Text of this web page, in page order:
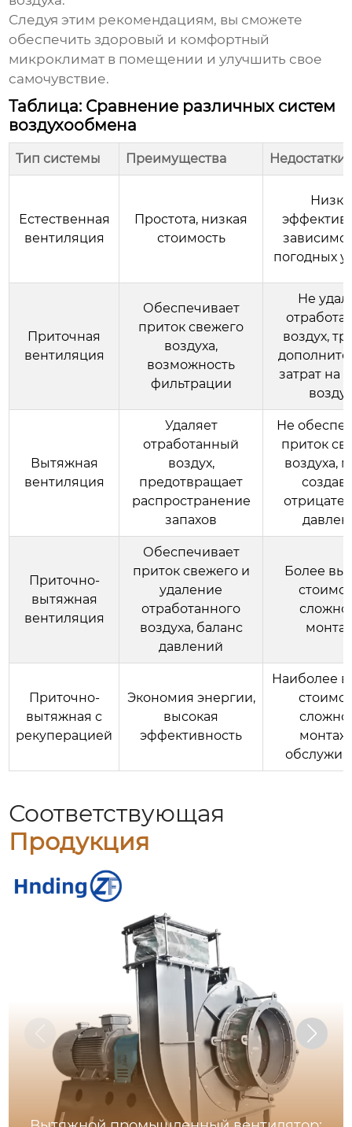
Следуя этим рекомендациям, вы сможете
обеспечить здоровый и комфортный
микроклимат в помещении и улучшить свое
самочувствие.
Таблица: Сравнение различных систем
воздухообмена
Тип системы Преимущества Недостатки
Естественная
вентиляция
Простота, низкая
стоимость
погодных
Приточная
вентиляция
Обеспечивает
приток свежего
воздуха,
возможность
фильтрации
Не
воздух,
затрат на
Вытяжная
вентиляция
Удаляет
отработанный
воздух,
предотвращает
распространение
запахов
Не
приток
воздуха,
Приточно-
вытяжная
вентиляция
Обеспечивает
приток свежего и
удаление
отработанного
воздуха, баланс
давлений
Более
Приточно-
вытяжная с
рекуперацией
Экономия энергии,
высокая
эффективность
Наиболее
Соответствующая
Продукция